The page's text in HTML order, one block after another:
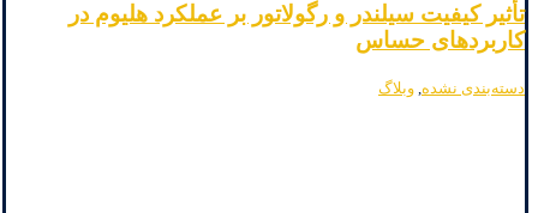
تأثیر کیفیت سیلندر و رگولاتور بر عملکرد هلیوم در
کاربردهای حساس
دسته‌بندی نشده وبلاگ